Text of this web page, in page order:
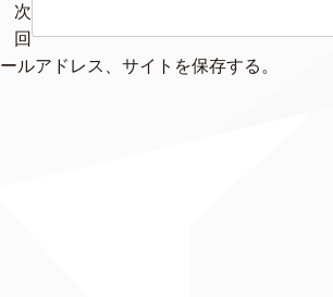
次
回
ルアドレス、サイトを保存する。